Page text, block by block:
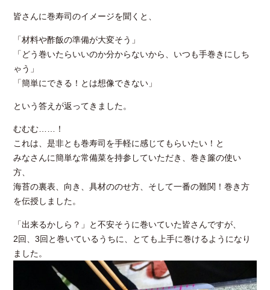
皆さんに巻寿司のイメージを聞くと、
「材料や酢飯の準備が大変そう」
「どう巻いたらいいのか分からないから、いつも手巻きにしち
ゃう」
「簡単にできる！とは想像できない」
という答えが返ってきました。
むむむ……！
これは、是非とも巻寿司を手軽に感じてもらいたい！と
みなさんに簡単な常備菜を持参していただき、巻き簾の使い
方、
海苔の裏表、向き、具材ののせ方、そして一番の難関！巻き方
を伝授しました。
「出来るかしら？」と不安そうに巻いていた皆さんですが、
2回、3回と巻いているうちに、とても上手に巻けるようになり
ました。